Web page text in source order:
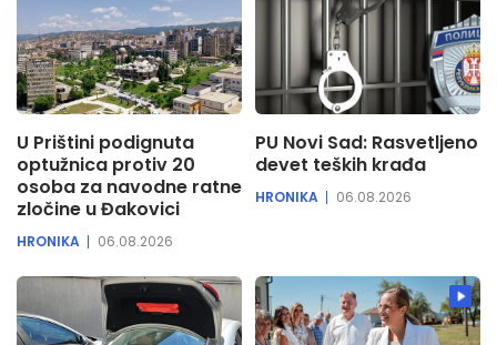
U Prištini podignuta
optužnica protiv 20
osoba za navodne ratne
zločine u Đakovici
HRONIKA 06.08.2026
PU Novi Sad: Rasvetljeno
devet teških krađa
HRONIKA 06.08.2026